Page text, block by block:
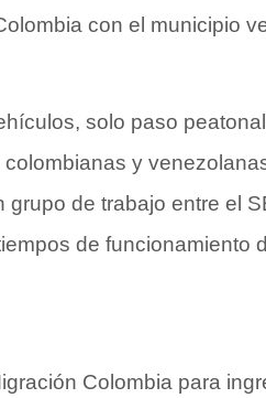
con el municipio
solo paso
y
de trabajo entre el
de funcionamiento
Colombia para